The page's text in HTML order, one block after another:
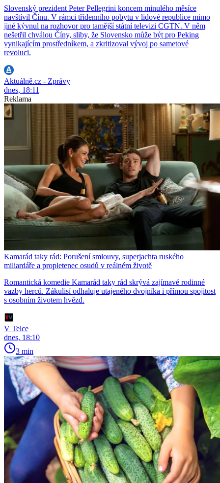
Slovenský prezident Peter Pellegrini koncem minulého měsíce
navštívil Čínu. V rámci třídenního pobytu v lidové republice mimo
jiné kývnul na rozhovor pro tamější státní televizi CGTN. V něm
nešetřil chválou Číny, sliby, že Slovensko může být pro Peking
vynikajícím prostředníkem, a zkritizoval vývoj po sametové
revoluci.
Aktuálně.cz - Zprávy
dnes, 18:11
Reklama
Kamarád taky rád: Porušení smlouvy, superjachta ruského
miliardáře a propletenec osudů v reálném životě
Romantická komedie Kamarád taky rád skrývá zajímavé rodinné
vazby herců. Zákulisí odhaluje utajeného dvojníka i přímou spojitost
s osobním životem hvězd.
V Telce
dnes, 18:10
3 min